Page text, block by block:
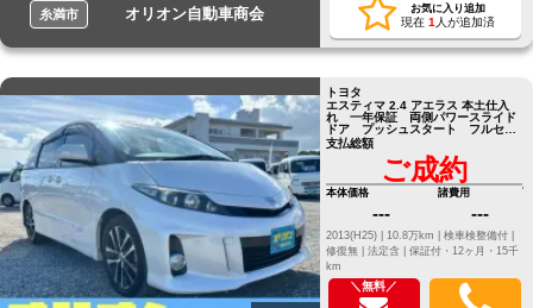
糸満市 オリオン自動車商会 お気に入り追加
現在 1 人が追加済
トヨタ
エスティマ 2.4 アエラス 本土仕入
れ 一年保証 両側パワースライド
ドア プッシュスタート フルセグ
TV ナビ バックカメラ
支払総額
ご成約
本体価格
---
諸費用
---
2013(H25) | 10.8万km |
検車検整備付 |
修復無 | 法定含 | 保証付・12ヶ月・15千
km
＼無料／